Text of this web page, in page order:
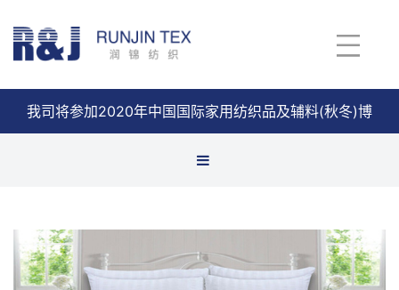
我司将参加2020年中国国际家用纺织品及辅料(秋冬)博
查看详情
芯类